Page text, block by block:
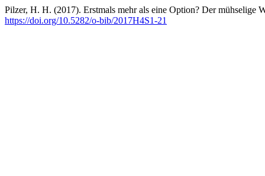
Pilzer, H. H. (2017). Erstmals mehr als eine Option? Der mühselige
https://doi.org/10.5282/o-bib/2017H4S1-21